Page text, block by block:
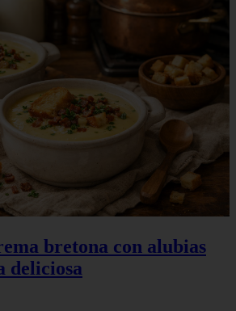
bretona con alubias
deliciosa